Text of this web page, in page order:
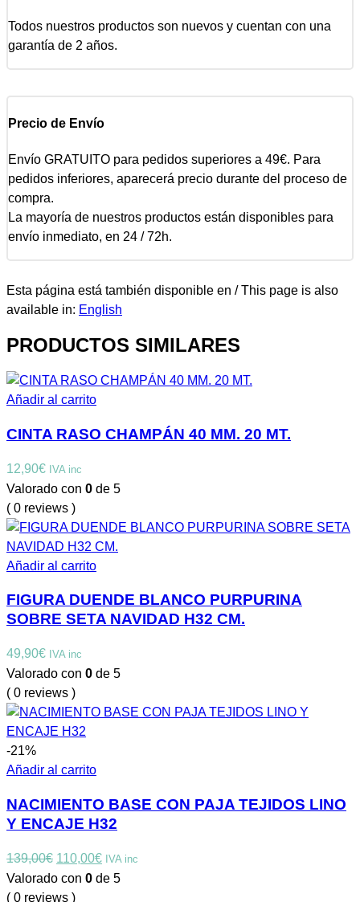
Todos nuestros productos son nuevos y cuentan con una
garantía de 2 años.
Precio de Envío
Envío GRATUITO para pedidos superiores a 49€. Para
pedidos inferiores, aparecerá precio durante del proceso de
compra.
La mayoría de nuestros productos están disponibles para
envío inmediato, en 24 / 72h.
Esta página está también disponible en / This page is also
available in: English
PRODUCTOS SIMILARES
Añadir al carrito
CINTA RASO CHAMPÁN 40 MM. 20 MT.
12,90€ IVA inc
Valorado con 0 de 5
( 0 reviews )
Añadir al carrito
FIGURA DUENDE BLANCO PURPURINA
SOBRE SETA NAVIDAD H32 CM.
49,90€ IVA inc
Valorado con 0 de 5
( 0 reviews )
-21%
Añadir al carrito
NACIMIENTO BASE CON PAJA TEJIDOS LINO
Y ENCAJE H32
139,00€ El
precio
original
110,00€El
precio
IVA inc
Valorado con 0 de 5
( 0 reviews )